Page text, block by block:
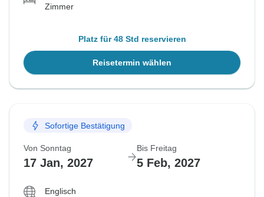
Zimmer
Platz für 48 Std reservieren
Reisetermin wählen
Sofortige Bestätigung
Von Sonntag
17 Jan, 2027
Bis Freitag
5 Feb, 2027
Englisch